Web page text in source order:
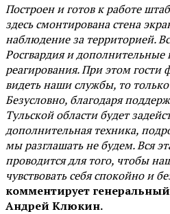
Построен и готов к работе
здесь смонтирована стена
наблюдение за территорией.
Росгвардия и
реагирования. При этом гости
видеть наши службы, то
Безусловно, благодаря
Тульской области будет
дополнительная техника,
мы разглашать не будем. Вся
проводится для того, чтобы
чувствовать себя спокойно и
комментирует
Андрей Клюкин.